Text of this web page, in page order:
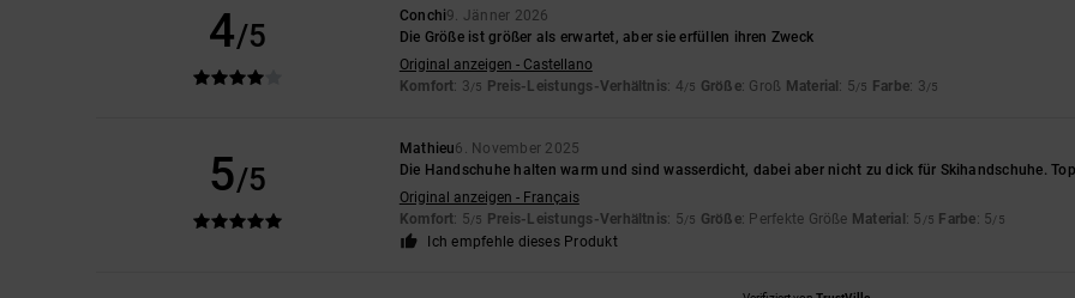
4/5
Conchi9. Jänner 2026
Die Größe ist größer als erwartet, aber sie erfüllen ihren Zweck
Original anzeigen - Castellano
Komfort: 3/5 Preis-Leistungs-Verhältnis: 4/5 Größe: Groß Material : 5/5 Farbe: 3/5
5/5
Mathieu6. November 2025
Die Handschuhe halten warm und sind wasserdicht, dabei aber nicht zu dick für Skihandschuhe.
Original anzeigen - Français
Komfort: 5/5 Preis-Leistungs-Verhältnis: 5/5 Größe: Perfekte Größe Material : 5 /5 Farbe: 5/5
Ich empfehle dieses Produkt